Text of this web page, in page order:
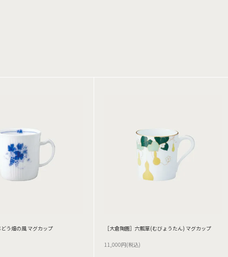
どう畑の風 マグカップ ［大倉陶園］六瓢箪(むびょうたん) マグカップ
11,000円(税込)